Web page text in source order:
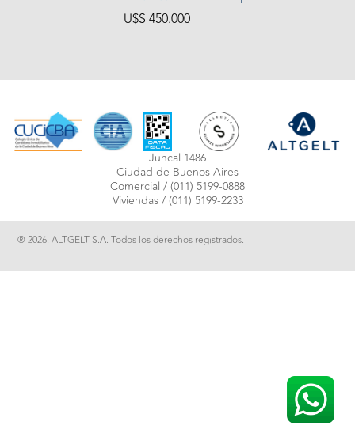
U$S 450.000
Juncal 1486
Ciudad de Buenos Aires
Comercial /(011) 5199-0888
Viviendas /(011) 5199-2233
® 2026. ALTGELT S.A. Todos los derechos registrados.